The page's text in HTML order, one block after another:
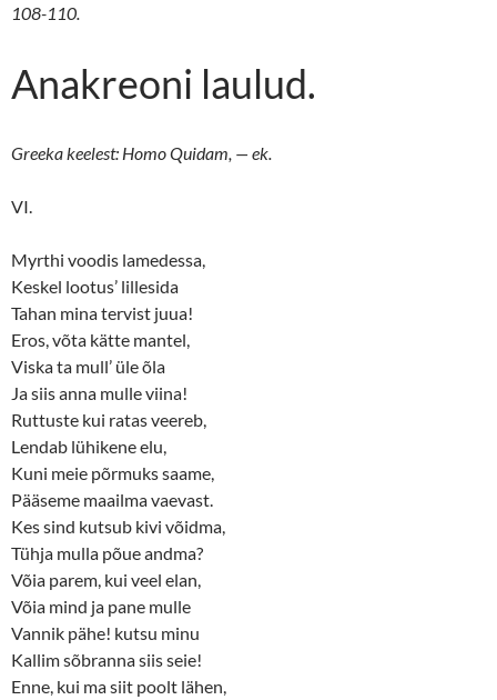
108-110.
Anakreoni laulud.
Greeka keelest: Homo Quidam, — ek.
VI.
Myrthi voodis lamedessa,
Keskel lootus’ lillesida
Tahan mina tervist juua!
Eros, võta kätte mantel,
Viska ta mull’ üle õla
Ja siis anna mulle viina!
Ruttuste kui ratas veereb,
Lendab lühikene elu,
Kuni meie põrmuks saame,
Pääseme maailma vaevast.
Kes sind kutsub kivi võidma,
Tühja mulla põue andma?
Võia parem, kui veel elan,
Võia mind ja pane mulle
Vannik pähe! kutsu minu
Kallim sõbranna siis seie!
Enne, kui ma siit poolt lähen,